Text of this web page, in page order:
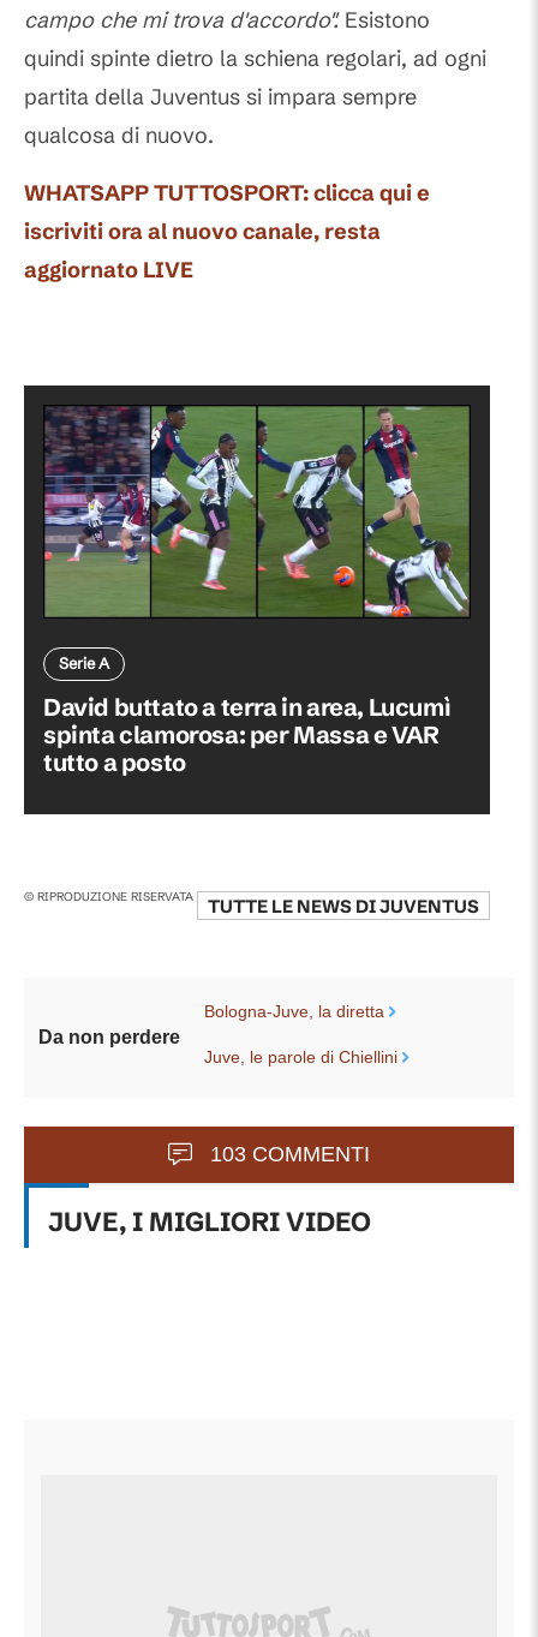
campo che mi trova d'accordo". Esistono
quindi spinte dietro la schiena regolari, ad ogni
partita della Juventus si impara sempre
qualcosa di nuovo.
WHATSAPP TUTTOSPORT: clicca qui e
iscriviti ora al nuovo canale, resta
aggiornato LIVE
Serie A
David buttato a terra in area, Lucumì
spinta clamorosa: per Massa e VAR
tutto a posto
© RIPRODUZIONE RISERVATA TUTTE LE NEWS DIJUVENTUS
Da non perdere
Bologna-Juve, la diretta
Juve, le parole di Chiellini
103 COMMENTI
JUVE, I MIGLIORI VIDEO